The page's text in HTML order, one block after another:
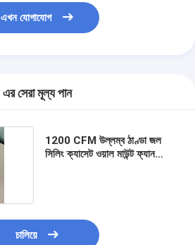
এখন যোগাযোগ
এর সেরা মূল্য পান
1200 CFM উল্লম্ব ঠাণ্ডা জল
সিলিং ক্যাসেট ওয়াল মাউন্ট ফ্যান
চালিয়ে